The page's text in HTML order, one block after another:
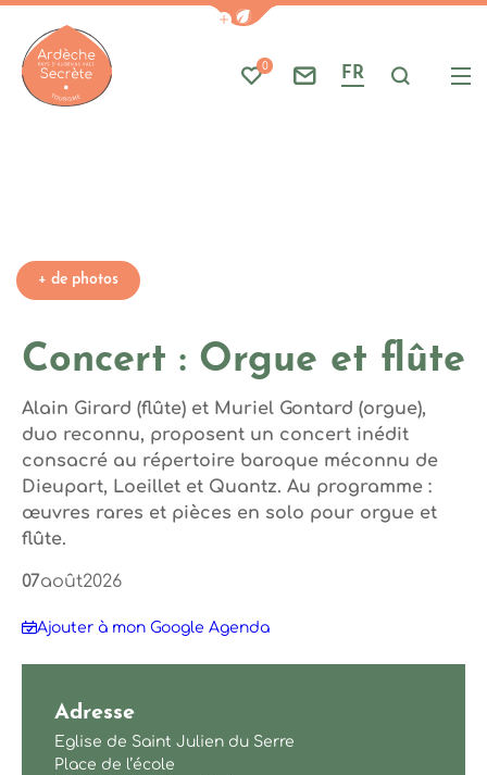
Afficher la barre de
Mes favoris
0
Nous contacter
FR Je
Concert : Orgue et flûte
Alain Girard (flûte) et Muriel Gontard (orgue),
duo reconnu, proposent un concert inédit
consacré au répertoire baroque méconnu de
Dieupart, Loeillet et Quantz. Au programme :
œuvres rares et pièces en solo pour orgue et
flûte.
Photo 1, © Photo de
+ de photos
07août2026
Ajouter à mon Google Agenda
Adresse
Eglise de Saint Julien du Serre
Place de l’école